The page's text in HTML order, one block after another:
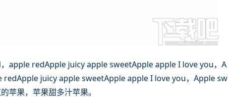
apple redApple juicy apple sweetApple apple I love you，A
juicy apple sweetApple apple I love you，Apple sw
苹果，苹果甜多汁苹果。